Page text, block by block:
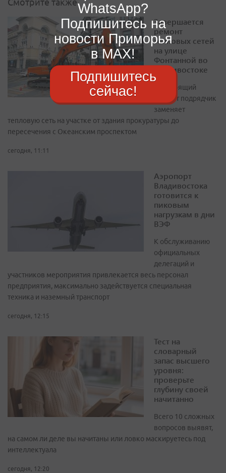
Смотрите также
Завершается
ремонт
тепловых сетей
на улице
Фонтанной во
Владивостоке
В настоящий
момент подрядчик
заменяет
тепловую сеть на участке от здания прокуратуры до
пересечения с Океанским проспектом
сегодня, 11:11
Аэропорт
Владивостока
готовится к
пиковым
нагрузкам в дни
ВЭФ
К обслуживанию
официальных
делегаций и
участников мероприятия привлекается весь персонал
предприятия, максимально задействуется специальная
техника и наземный транспорт
сегодня, 12:15
Тест на
словарный
запас высшего
уровня:
проверьте
глубину своей
начитанно
Всего 10 сложных
вопросов выявят,
на самом ли деле вы начитаны или ловко маскируетесь под
интеллектуала
сегодня, 12:20
WhatsApp?
Подпишитесь на
новости Приморья
в MAX!
Подпишитесь
сейчас!